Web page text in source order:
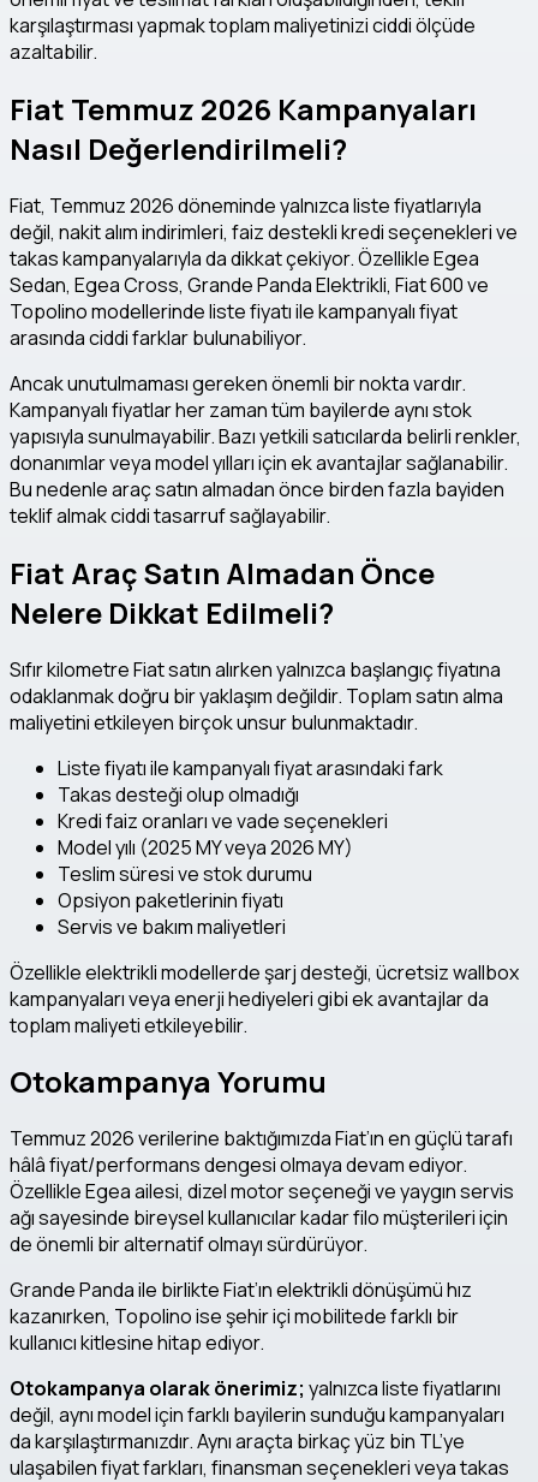
karşılaştırması yapmak toplam maliyetinizi ciddi ölçüde
azaltabilir.
Fiat Temmuz 2026 Kampanyaları
Nasıl Değerlendirilmeli?
Fiat, Temmuz 2026 döneminde yalnızca liste fiyatlarıyla
değil, nakit alım indirimleri, faiz destekli kredi seçenekleri ve
takas kampanyalarıyla da dikkat çekiyor. Özellikle Egea
Sedan, Egea Cross, Grande Panda Elektrikli, Fiat 600 ve
Topolino modellerinde liste fiyatı ile kampanyalı fiyat
arasında ciddi farklar bulunabiliyor.
Ancak unutulmaması gereken önemli bir nokta vardır.
Kampanyalı fiyatlar her zaman tüm bayilerde aynı stok
yapısıyla sunulmayabilir. Bazı yetkili satıcılarda belirli renkler,
donanımlar veya model yılları için ek avantajlar sağlanabilir.
Bu nedenle araç satın almadan önce birden fazla bayiden
teklif almak ciddi tasarruf sağlayabilir.
Fiat Araç Satın Almadan Önce
Nelere Dikkat Edilmeli?
Sıfır kilometre Fiat satın alırken yalnızca başlangıç fiyatına
odaklanmak doğru bir yaklaşım değildir. Toplam satın alma
maliyetini etkileyen birçok unsur bulunmaktadır.
Liste fiyatı ile kampanyalı fiyat arasındaki fark
Takas desteği olup olmadığı
Kredi faiz oranları ve vade seçenekleri
Model yılı (2025 MY veya 2026 MY)
Teslim süresi ve stok durumu
Opsiyon paketlerinin fiyatı
Servis ve bakım maliyetleri
Özellikle elektrikli modellerde şarj desteği, ücretsiz wallbox
kampanyaları veya enerji hediyeleri gibi ek avantajlar da
toplam maliyeti etkileyebilir.
Otokampanya Yorumu
Temmuz 2026 verilerine baktığımızda Fiat’ın en güçlü tarafı
hâlâ fiyat/performans dengesi olmaya devam ediyor.
Özellikle Egea ailesi, dizel motor seçeneği ve yaygın servis
ağı sayesinde bireysel kullanıcılar kadar filo müşterileri için
de önemli bir alternatif olmayı sürdürüyor.
Grande Panda ile birlikte Fiat’ın elektrikli dönüşümü hız
kazanırken, Topolino ise şehir içi mobilitede farklı bir
kullanıcı kitlesine hitap ediyor.
Otokampanya olarak önerimiz; yalnızca liste fiyatlarını
değil, aynı model için farklı bayilerin sunduğu kampanyaları
da karşılaştırmanızdır. Aynı araçta birkaç yüz bin TL’ye
ulaşabilen fiyat farkları, finansman seçenekleri veya takas